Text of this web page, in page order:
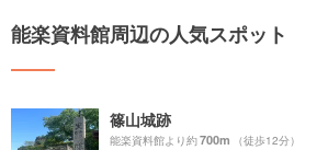
能楽資料館周辺の人気スポット
篠山城跡
能楽資料館より約700m （徒歩12分）